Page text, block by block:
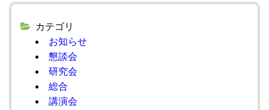
カテゴリ
お知らせ
懇談会
研究会
総合
講演会